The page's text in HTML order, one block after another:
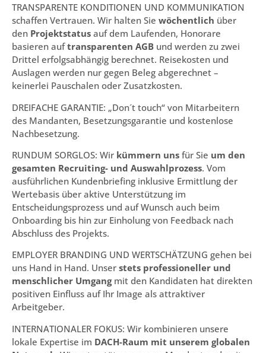
TRANSPARENTE KONDITIONEN UND KOMMUNIKATION
schaffen Vertrauen. Wir halten Sie wöchentlich über
den Projektstatus auf dem Laufenden, Honorare
basieren auftransparenten AGB und werden zu zwei
Drittel erfolgsabhängig berechnet. Reisekosten und
Auslagen werden nur gegen Beleg abgerechnet –
keinerlei Pauschalen oder Zusatzkosten.
DREIFACHE GARANTIE: „Don´t touch“ von Mitarbeitern
des Mandanten, Besetzungsgarantie und kostenlose
Nachbesetzung.
RUNDUM SORGLOS: Wir kümmern uns für Sie um den
gesamten Recruiting- und Auswahlprozess. Vom
ausführlichen Kundenbriefing inklusive Ermittlung der
Wertebasis über aktive Unterstützung im
Entscheidungsprozess und auf Wunsch auch beim
Onboarding bis hin zur Einholung von Feedback nach
Abschluss des Projekts.
EMPLOYER BRANDING UND WERTSCHÄTZUNG gehen bei
uns Hand in Hand. Unser stets professioneller und
menschlicher Umgangmit den Kandidaten hat direkten
positiven Einfluss auf Ihr Image als attraktiver
Arbeitgeber.
INTERNATIONALER FOKUS: Wir kombinieren unsere
lokale Expertise im DACH-Raum mit unserem globalen